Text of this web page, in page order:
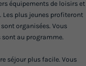
équipements de loisirs et
Les plus jeunes profiteront
organisées. Vous
sont au programme.
séjour plus facile. Vous